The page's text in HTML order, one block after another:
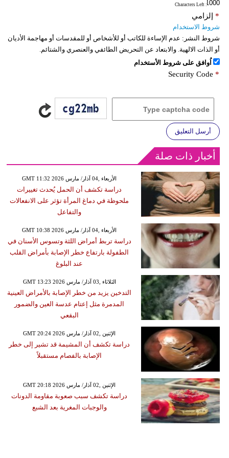
: Characters Left
إلزامي *
شروط الاستخدام
شروط النشر: عدم الإساءة للكاتب أو للأشخاص أو للمقدسات أو مهاجمة الأديان
أو الذات الالهية. والابتعاد عن التحريض الطائفي والعنصري والشتائم.
اُوافق على شروط الأستخدام
Security Code *
أرسل التعليق
أخبار ذات صلة
GMT 11:32 2026 الأربعاء ,04 آذار/ مارس
دراسة تكشف أن الحمل يُحدث تغييرات
ملحوظة في دماغ المرأة تؤثر على الانفعالات
والتفاعل
GMT 10:38 2026 الأربعاء ,04 آذار/ مارس
دراسة تربط أمراض اللثة وتسوس الأسنان في
الطفولة بارتفاع خطر الإصابة بأمراض القلب
عند البلوغ
GMT 13:23 2026 الثلاثاء ,03 آذار/ مارس
التدخين يزيد من خطر الإصابة بالأمراض العينية
المدمرة مثل إعتام عدسة العين والضمور
البقعي
GMT 20:24 2026 الإثنين ,02 آذار/ مارس
دراسة تكشف أن المشيمة قد تشير إلى خطر
الإصابة بالفصام مستقبلاً
GMT 20:18 2026 الإثنين ,02 آذار/ مارس
دراسة تكشف سبب صعوبة مقاومة الدونات
والوجبات المغرية بعد الشبع